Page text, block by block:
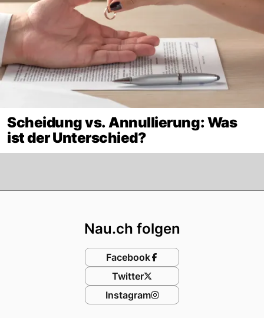
Scheidung vs. Annullierung: Was
ist der Unterschied?
Nau.ch folgen
Facebook
Twitter
Instagram